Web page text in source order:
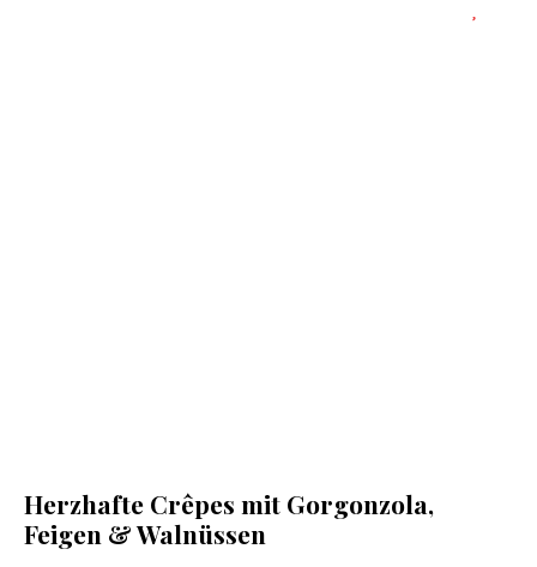
Herzhafte Crêpes mit Gorgonzola,
Feigen & Walnüssen